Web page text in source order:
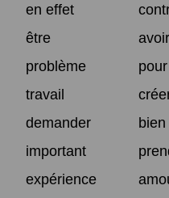
en effet
être
avoir
problème
pour
travail
demander
bien
important
expérience